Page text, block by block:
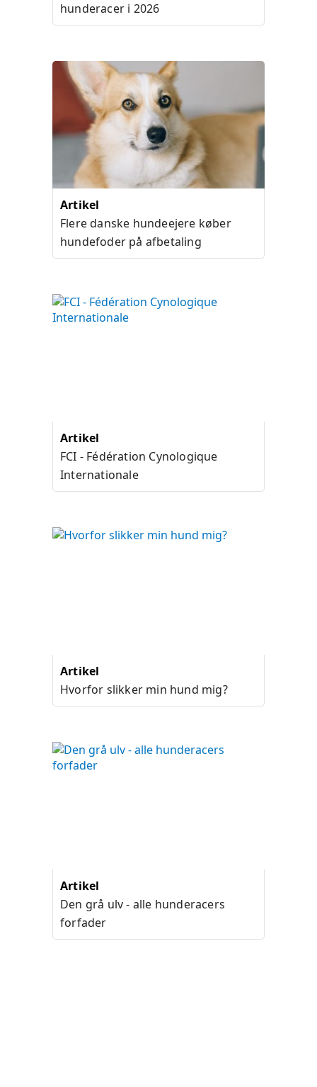
hunderacer i 2026
Artikel
Flere danske hundeejere køber
hundefoder på afbetaling
Artikel
FCI - Fédération Cynologique
Internationale
Artikel
Hvorfor slikker min hund mig?
Artikel
Den grå ulv - alle hunderacers
forfader